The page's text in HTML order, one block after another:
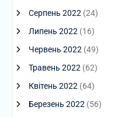
Серпень 2022 (24)
Липень 2022 (16)
Червень 2022 (49)
Травень 2022 (62)
Квітень 2022 (64)
Березень 2022 (56)